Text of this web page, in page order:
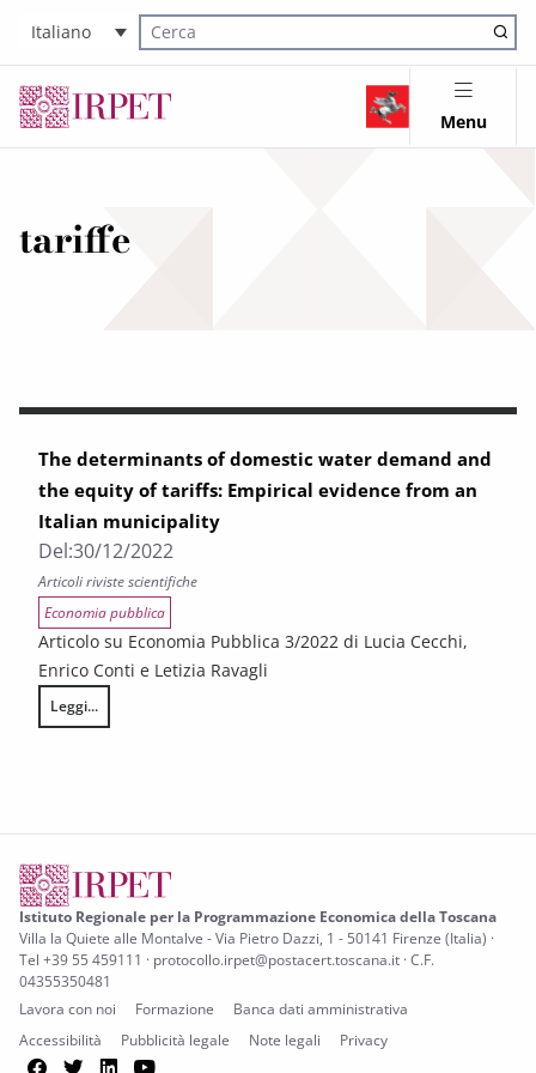
Italiano
Cerca nel sito
Menu
tariffe
The determinants of domestic water demand and
the equity of tariffs: Empirical evidence from an
Italian municipality
Del:30/12/2022
Articoli riviste scientifiche
Economia pubblica
Articolo su Economia Pubblica 3/2022 di Lucia Cecchi,
Enrico Conti e Letizia Ravagli
Leggi...
The determinants of domestic water demand and the equity of
Istituto Regionale per la Programmazione Economica della Toscana
Villa la Quiete alle Montalve - Via Pietro Dazzi, 1 - 50141 Firenze (Italia) ·
Tel +39 55 459111 · protocollo.irpet@postacert.toscana.it · C.F.
04355350481
Lavora con noi
Formazione
Banca dati amministrativa
Accessibilità
Pubblicità legale Note legali Privacy
Facebook
TwitterLinkedIn